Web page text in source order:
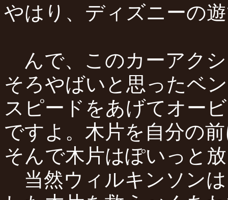
やはり、ディズニーの
んで、このカーアク
そろやばいと思ったベ
スピードをあげてオー
ですよ。木片を自分の
そんで木片はぽいっと
当然ウィルキンソン